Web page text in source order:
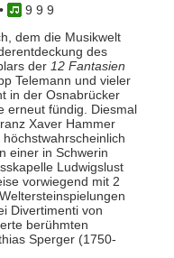
•
9 9 9
dem die Musikwelt
des
der 12 Fantasien
Telemann und vieler
in der Osnabrücker
erneut fündig. Diesmal
Xaver Hammer
einer in Schwerin
Ludwigslust
vorwiegend mit 2
Divertimenti von
berühmten
Sperger (1750-